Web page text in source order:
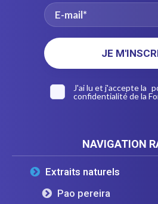
J'ai lu et j'accepte la
confidentialitéde la
NAVIGATION
Extraits naturels
Pao pereira